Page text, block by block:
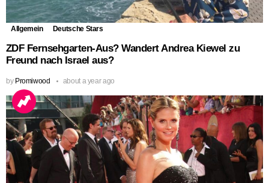
Allgemein Deutsche Stars
ZDF Fernsehgarten-Aus? Wandert Andrea Kiewel zu
Freund nach Israel aus?
by Promiwood about a year ago